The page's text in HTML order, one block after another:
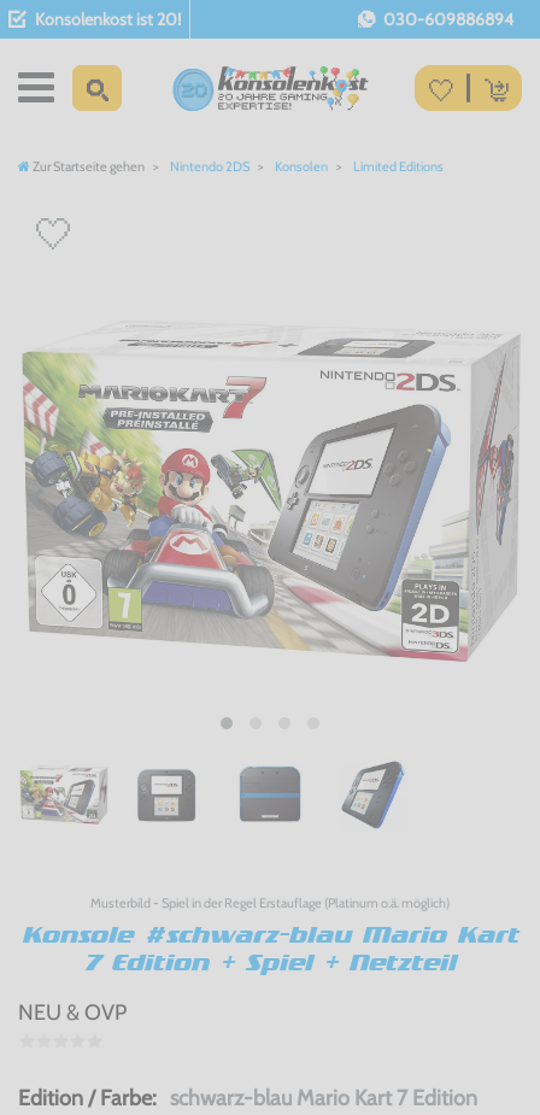
Konsolenkost ist 20! 030-609886894
Zur Startseite gehen Nintendo 2DS Konsolen Limited Editions
Musterbild - Spiel in der Regel Erstauflage (Platinum o.ä. möglich)
Konsole #schwarz-blau Mario Kart
7 Edition + Spiel + Netzteil
NEU & OVP
Edition / Farbe: schwarz-blau Mario Kart 7 Edition